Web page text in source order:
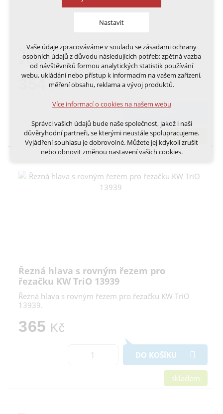
Náhradní řezná hlava pro řezačky AR330
a AR462
354 Kč
skladem
Řezná hlava s rovným řezem pro
řezačku KW TriO 13939
Řezná hlava s rovným řezem pro řezačku KW TriO
13939.
365 Kč
DO KOŠÍKU
skladem
Nastavit
Technická cookies
nutná pro provozování webu
udržení kontextu stránek (session): případná
přihlášení, volby jazyka, apod.
Volitelná cookies
analytická pro anonymizované vyhodnocení
marketingová cookies (Google, Ecomail, Sklik,
Smartsupp, Heureka)
Více informací o cookies na našem webu
Přijmout všechna cookies
Vaše údaje zpracováváme v souladu se zásadami ochrany
osobních údajů z důvodu následujících potřeb: zpětná vazba
od návštěvníků formou analytických statistik používání
webu, ukládání nebo přístup k informacím na vašem zařízení,
měření obsahu, reklama a vývoj produktů.
Více informací o cookies na našem webu
Správci vašich údajů bude naše společnost, jakož i naši
důvěryhodní partneři, se kterými neustále spolupracujeme.
Vyjádření souhlasu je dobrovolné. Můžete jej kdykoli zrušit
nebo obnovit změnou nastavení vašich cookies.
Cookies a podobné technologie dělíme na technická: nutná
pro běh webu, bez nichž nelze web používat a volitelná. Do
této části spadají analytická a marketingová cookies.